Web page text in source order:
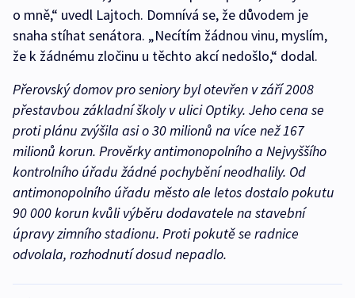
o mně,“ uvedl Lajtoch. Domnívá se, že důvodem je
snaha stíhat senátora. „Necítím žádnou vinu, myslím,
že k žádnému zločinu u těchto akcí nedošlo,“ dodal.
Přerovský domov pro seniory byl otevřen v září 2008
přestavbou základní školy v ulici Optiky. Jeho cena se
proti plánu zvýšila asi o 30 milionů na více než 167
milionů korun. Prověrky antimonopolního a Nejvyššího
kontrolního úřadu žádné pochybění neodhalily. Od
antimonopolního úřadu město ale letos dostalo pokutu
90 000 korun kvůli výběru dodavatele na stavební
úpravy zimního stadionu. Proti pokutě se radnice
odvolala, rozhodnutí dosud nepadlo.